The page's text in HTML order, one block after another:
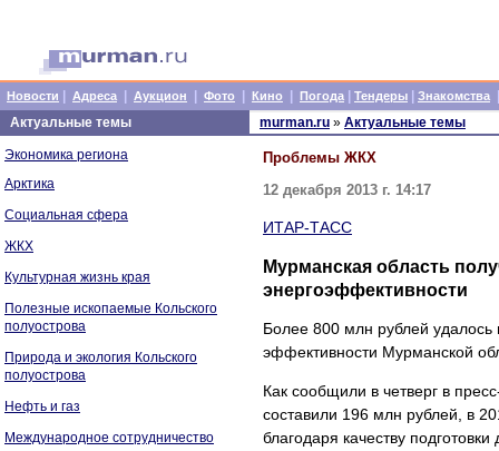
Новости Адреса Аукцион Фото Кино Погода Тендеры Знакомства
Актуальные темы
Экономика региона
Арктика
Социальная сфера
ЖКХ
Культурная жизнь края
Полезные ископаемые Кольского
полуострова
Природа и экология Кольского
полуострова
Нефть и газ
Международное сотрудничество
murman.ru » Актуальные темы
Проблемы ЖКХ
12 декабря 2013 г. 14:17
ИТАР-ТАСС
Мурманская область
энергоэффективности
Более 800 млн рублей удалось
эффективности Мурманской
Как сообщили в четверг в
составили 196 млн рублей, в
благодаря качеству